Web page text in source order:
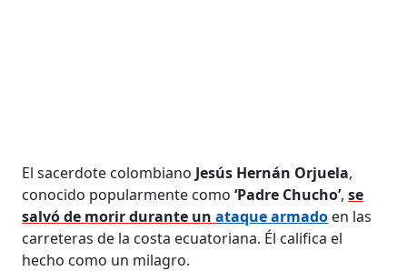
El sacerdote colombiano Jesús Hernán Orjuela,
conocido popularmente como ‘Padre Chucho’,se
salvó de morir durante unataque armado en las
carreteras de la costa ecuatoriana. Él califica el
hecho como un milagro.